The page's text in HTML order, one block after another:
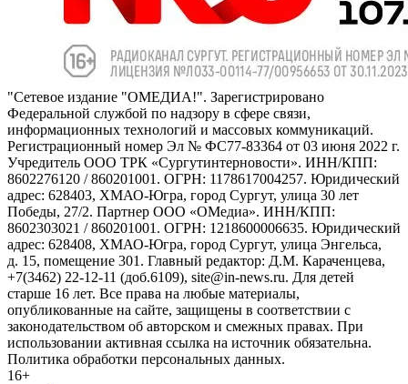
"Сетевое издание "ОМЕДИА!". Зарегистрировано
Федеральной службой по надзору в сфере связи,
информационных технологий и массовых коммуникаций.
Регистрационный номер Эл № ФС77-83364 от 03 июня 2022 г.
Учредитель ООО ТРК «Сургутинтерновости». ИНН/КПП:
8602276120 / 860201001. ОГРН: 1178617004257. Юридический
адрес: 628403, ХМАО-Югра, город Сургут, улица 30 лет
Победы, 27/2. Партнер ООО «ОМедиа». ИНН/КПП:
8602303021 / 860201001. ОГРН: 1218600006635. Юридический
адрес: 628408, ХМАО-Югра, город Сургут, улица Энгельса,
д. 15, помещение 301. Главный редактор: Д.М. Караченцева,
+7(3462) 22-12-11 (доб.6109), site@in-news.ru. Для детей
старше 16 лет. Все права на любые материалы,
опубликованные на сайте, защищены в соответствии с
законодательством об авторском и смежных правах. При
использовании активная ссылка на источник обязательна.
Политика обработки персональных данных.
16+